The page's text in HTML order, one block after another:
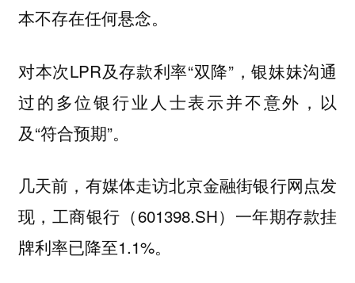
本不存在任何悬念。
对本次LPR及存款利率“双降”，银妹妹沟通
过的多位银行业人士表示并不意外，以
及“符合预期”。
几天前，有媒体走访北京金融街银行网点发
现，工商银行（601398.SH）一年期存款挂
牌利率已降至1.1%。